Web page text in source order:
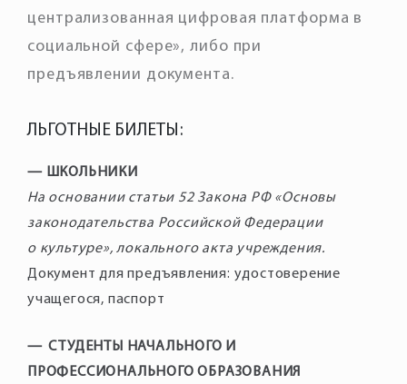
централизованная цифровая платформа в
социальной сфере», либо при
предъявлении документа.
ЛЬГОТНЫЕ БИЛЕТЫ:
— ШКОЛЬНИКИ
На основании статьи 52 Закона РФ «Основы
законодательства Российской Федерации
о культуре», локального акта учреждения.
Документ для предъявления: удостоверение
учащегося, паспорт
— СТУДЕНТЫ НАЧАЛЬНОГО И
ПРОФЕССИОНАЛЬНОГО ОБРАЗОВАНИЯ